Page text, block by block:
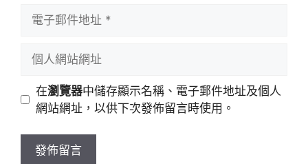
址
站
址
在瀏覽器中儲存顯示名稱、電子郵件地址及個人
網站網址，以供下次發佈留言時使用。